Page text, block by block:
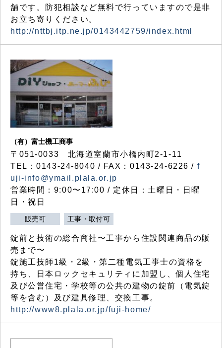
舗です。防犯相談など無料で行っていますので是非
お立ち寄りください。
http://nttbj.itp.ne.jp/0143442759/index.html
（有）富士機工商事
〒051-0033 北海道室蘭市小橋内町2-1-11
TEL：0143-24-8040 / FAX：0143-24-6226 / f
uji-info@ymail.plala.or.jp
営業時間：9:00〜17:00 / 定休日：土曜日・日曜
日・祝日
販売可 工事・取付可
錠前と技術の総合商社〜工事から住設関連商品の販
売まで〜
錠施工技師1級・2級・第二種電気工事士の資格を
持ち、日本ロックセキュリティに加盟し、個人住宅
及び公営住宅・学校等の公共の建物の錠前（電気錠
等を含む）及び建具修理、交換工事。
http://www8.plala.or.jp/fuji-home/